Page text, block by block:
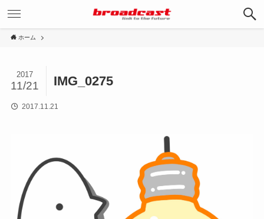
ホーム
IMG_0275
2017
11/21
2017.11.21